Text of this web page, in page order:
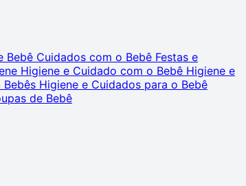
Bebê Cuidados com o Bebê Festas e
Higiene e Cuidado com o Bebê Higiene e
Bebês Higiene e Cuidados para o Bebê
de Bebê